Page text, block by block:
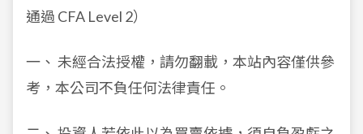
通過 CFA Level 2）
一、 未經合法授權，請勿翻載，本站內容僅供參
考，本公司不負任何法律責任。